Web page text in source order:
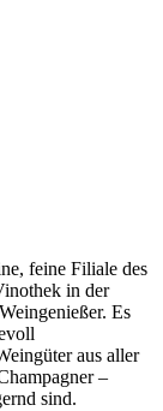
feine Filiale des
in der
Es
aus aller
–
sind.